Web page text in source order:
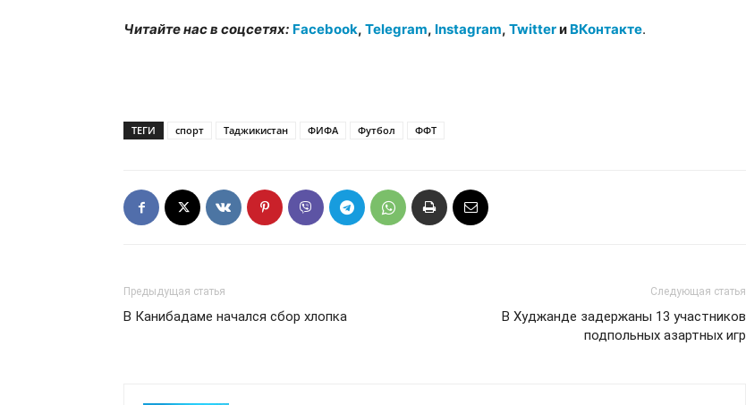
Читайте нас в соцсетях: Facebook, Telegram, Instagram, Twitterи ВКонтакте.
ТЕГИ спорт Таджикистан ФИФА Футбол ФФТ
Предыдущая статья
В Канибадаме начался сбор хлопка
Следующая статья
В Худжанде задержаны 13 участников
подпольных азартных игр